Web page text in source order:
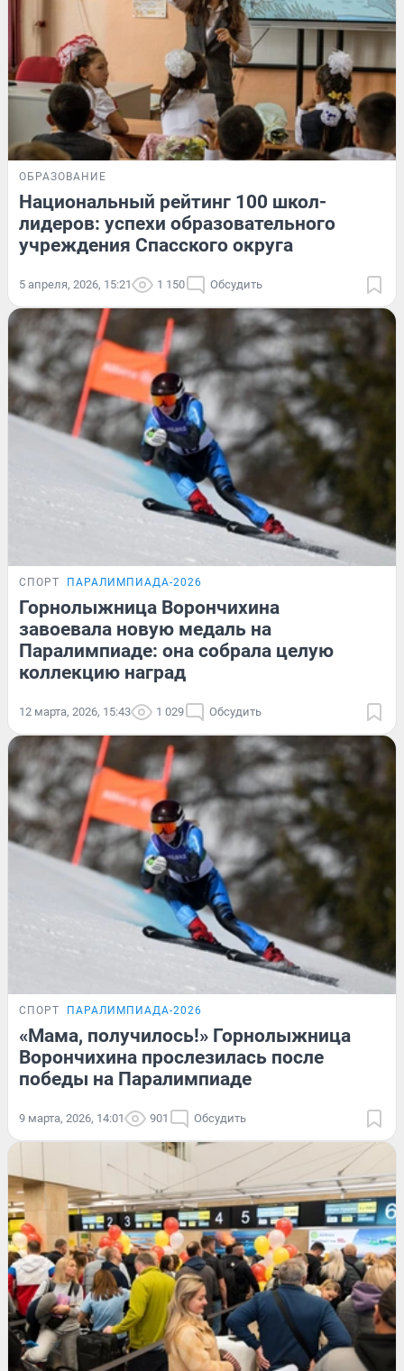
ОБРАЗОВАНИЕ
Национальный рейтинг 100 школ-
лидеров: успехи образовательного
учреждения Спасского округа
5 апреля, 2026, 15:21 1 150 Обсудить
СПОРТ ПАРАЛИМПИАДА-2026
Горнолыжница Ворончихина
завоевала новую медаль на
Паралимпиаде: она собрала целую
коллекцию наград
12 марта, 2026, 15:43 1 029 Обсудить
СПОРТ ПАРАЛИМПИАДА-2026
«Мама, получилось!» Горнолыжница
Ворончихина прослезилась после
победы на Паралимпиаде
9 марта, 2026, 14:01 901 Обсудить